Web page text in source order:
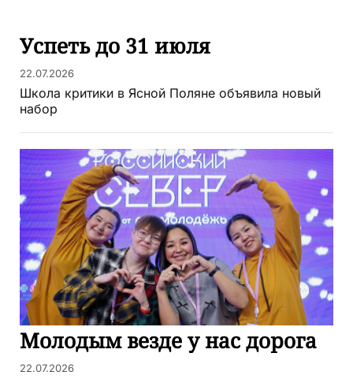
Успеть до 31 июля
22.07.2026
Школа критики в Ясной Поляне объявила новый
набор
Молодым везде у нас дорога
22.07.2026